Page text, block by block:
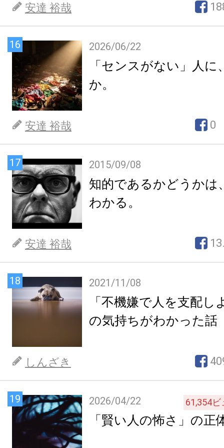
安達 裕哉
16 2026/06/22
「センスがない」人
か。
安達 裕哉 0
17 2015/09/08
知的であるかどうかは
わかる。
安達 裕哉
18 2021/11/08
「不機嫌で人を支配し
の気持ちがわかった話
しんざき
19 2026/04/22 61,354ビ
「賢い人の怖さ」の正